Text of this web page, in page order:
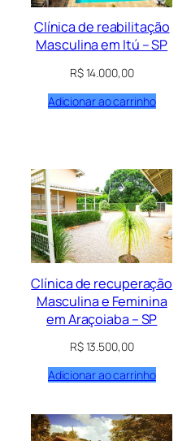
Clínica de reabilitação
Masculina em Itú – SP
R$14.000,00
Adicionar ao carrinho
Clínica de recuperação
Masculina e Feminina
em Araçoiaba – SP
R$13.500,00
Adicionar ao carrinho